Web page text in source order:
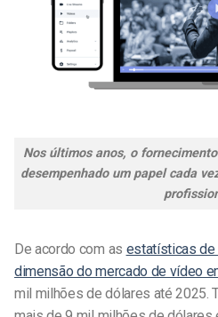
Nos últimos anos, o
desempenhado um papel cada
De acordo com as estatísticas de
dimensão do mercado de vídeo
mil milhões de dólares até 2025.